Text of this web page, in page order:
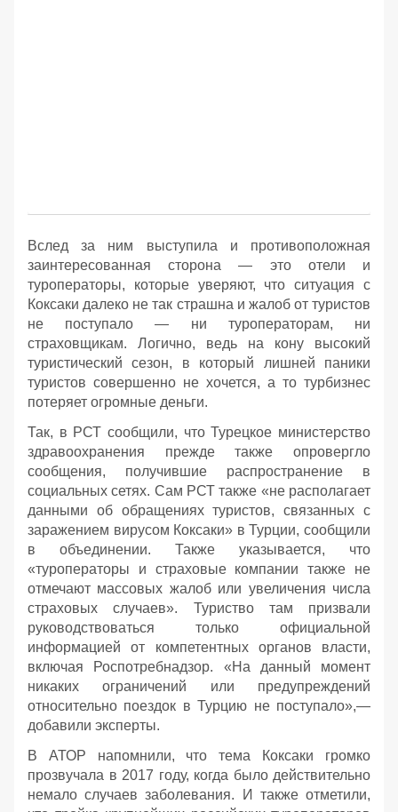
Вслед за ним выступила и противоположная
заинтересованная сторона — это отели и
туроператоры, которые уверяют, что ситуация с
Коксаки далеко не так страшна и жалоб от туристов
не поступало — ни туроператорам, ни
страховщикам. Логично, ведь на кону высокий
туристический сезон, в который лишней паники
туристов совершенно не хочется, а то турбизнес
потеряет огромные деньги.
Так, в РСТ сообщили, что Турецкое министерство
здравоохранения прежде также опровергло
сообщения, получившие распространение в
социальных сетях. Сам РСТ также «не располагает
данными об обращениях туристов, связанных с
заражением вирусом Коксаки» в Турции, сообщили
в объединении. Также указывается, что
«туроператоры и страховые компании также не
отмечают массовых жалоб или увеличения числа
страховых случаев». Туриство там призвали
руководствоваться только официальной
информацией от компетентных органов власти,
включая Роспотребнадзор. «На данный момент
никаких ограничений или предупреждений
относительно поездок в Турцию не поступало»,—
добавили эксперты.
В АТОР напомнили, что тема Коксаки громко
прозвучала в 2017 году, когда было действительно
немало случаев заболевания. И также отметили,